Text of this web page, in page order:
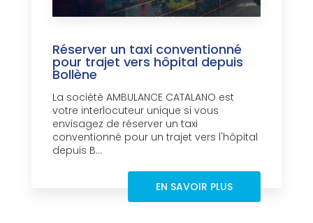
Réserver un taxi conventionné
pour trajet vers hôpital depuis
Bollène
La société AMBULANCE CATALANO est
votre interlocuteur unique si vous
envisagez de réserver un taxi
conventionné pour un trajet vers l'hôpital
depuis B...
EN SAVOIR PLUS